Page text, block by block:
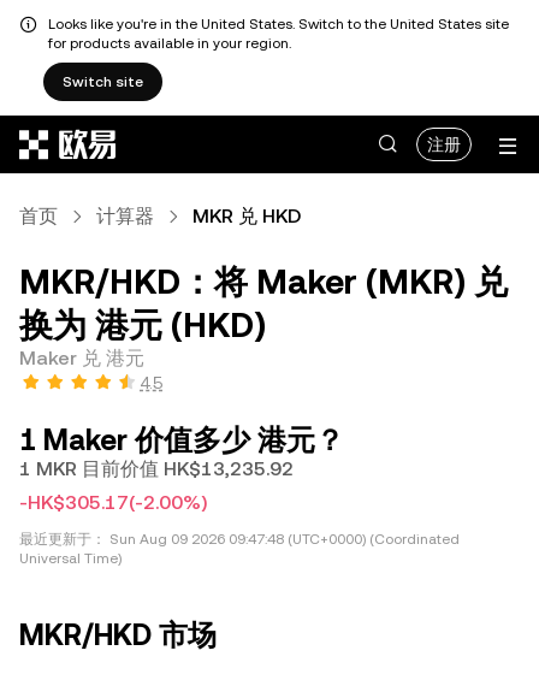
Looks like you're in the United States. Switch to the United States site
for products available in your region.
Switch site
注册
首页 计算器 MKR 兑 HKD
MKR/HKD：将 Maker (MKR) 兑
换为 港元 (HKD)
Maker 兑 港元
4.5
1 Maker 价值多少 港元？
1 MKR 目前价值 HK$13,235.92
-HK$305.17(-2.00%)
最近更新于：
Sun Aug 09 2026 09:47:48 (UTC+0000) (Coordinated
Universal Time)
MKR/HKD 市场